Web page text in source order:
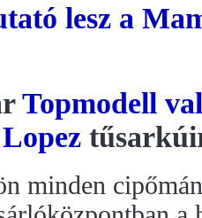
lesz a
Topmodell
minden